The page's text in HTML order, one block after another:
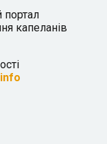
портал
капеланів